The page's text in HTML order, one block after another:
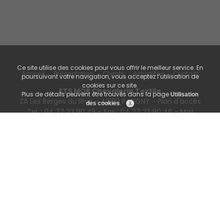
Accueil Présentation Clients Actualités Contact
ETS MOP Chevalerin Textile
ZA Les Berges du Rhin - 42120 PARIGNY - Plan d'accès
Tel. : 04 77 23 90 45 - Fax : 04 77 23 90 46 - Mail
Ce site utilise des cookies pour vous offrir le meilleur service. En
poursuivant votre navigation, vous acceptez l’utilisation de
cookies sur ce site.
Plus de détails peuvent être trouvés dans la page Utilisation
des cookies.